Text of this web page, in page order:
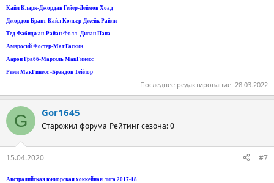
Кайл Кларк-Джордан Гейер-Деймон Хоад
Джордон Брант-Кайл Кольер-Джейк Райли
Тед Фабиджан-Райан Фолл -Дилан Папа
Амвросий Фостер-Мат Гаскин
Аарон Грабб-Марсель МакГинесс
Реми МакГинесс -Брэндон Тейлор
Последнее редактирование: 28.03.2022
G Gor1645
Старожил форума Рейтинг сезона: 0
15.04.2020 #7
Австралийская юниорская хоккейная лига 2017-18